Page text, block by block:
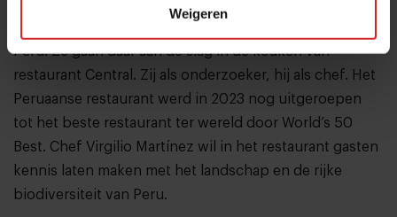
Weigeren
Peru. Ze gaan daar aan de slag in de keuken van
restaurant Central. Zij als onderzoeker, hij als chef. Het
Peruaanse restaurant werd in 2023 nog uitgeroepen
tot het beste restaurant ter wereld door World’s 50
Best. Chef Virgilio Martínez wil in het restaurant gasten
kennis laten maken met het landschap en de rijke
biodiversiteit van Peru.